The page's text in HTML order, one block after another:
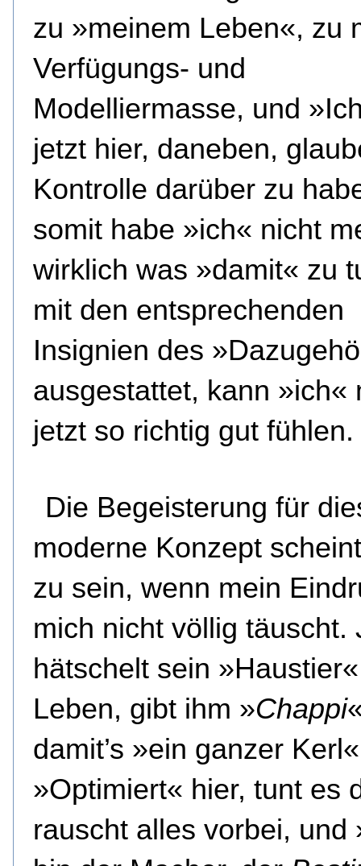
zu »meinem Leben«, zu
Verfügungs- und
Modelliermasse, und
jetzt hier, daneben,
Kontrolle darüber zu
somit habe »ich« nicht
wirklich was »damit« zu
mit den entsprechenden
Insignien des
ausgestattet, kann »ich«
jetzt so richtig gut fühlen.
Die Begeisterung für
moderne Konzept
zu sein, wenn mein
mich nicht völlig täuscht.
hätschelt sein
Leben, gibt ihm »Chappi
damit’s »ein ganzer
»Optimiert« hier, tunt es
rauscht alles vorbei, und